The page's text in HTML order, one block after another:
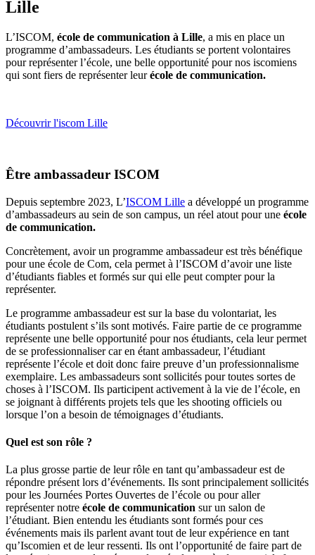
Lille
L’ISCOM, école de communication à Lille, a mis en place un
programme d’ambassadeurs. Les étudiants se portent volontaires
pour représenter l’école, une belle opportunité pour nos iscomiens
qui sont fiers de représenter leurécole de communication.
Découvrir l'iscom Lille
Être ambassadeur ISCOM
Depuis septembre 2023, L’ISCOM Lille a développé un programme
d’ambassadeurs au sein de son campus, un réel atout pour une école
de communication.
Concrètement, avoir un programme ambassadeur est très bénéfique
pour une école de Com, cela permet à l’ISCOM d’avoir une liste
d’étudiants fiables et formés sur qui elle peut compter pour la
représenter.
Le programme ambassadeur est sur la base du volontariat, les
étudiants postulent s’ils sont motivés. Faire partie de ce programme
représente une belle opportunité pour nos étudiants, cela leur permet
de se professionnaliser car en étant ambassadeur, l’étudiant
représente l’école et doit donc faire preuve d’un professionnalisme
exemplaire. Les ambassadeurs sont sollicités pour toutes sortes de
choses à l’ISCOM. Ils participent activement à la vie de l’école, en
se joignant à différents projets tels que les shooting officiels ou
lorsque l’on a besoin de témoignages d’étudiants.
Quel est son rôle ?
La plus grosse partie de leur rôle en tant qu’ambassadeur est de
répondre présent lors d’événements. Ils sont principalement sollicités
pour les Journées Portes Ouvertes de l’école ou pour aller
représenter notre école de communication sur un salon de
l’étudiant. Bien entendu les étudiants sont formés pour ces
événements mais ils parlent avant tout de leur expérience en tant
qu’Iscomien et de leur ressenti. Ils ont l’opportunité de faire part de